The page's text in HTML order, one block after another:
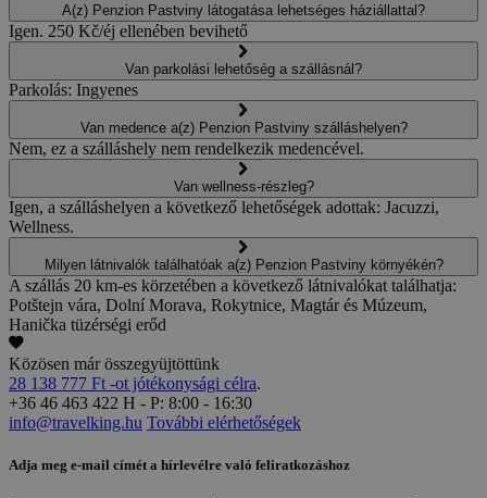
A(z) Penzion Pastviny látogatása lehetséges háziállattal?
Igen. 250 Kč/éj ellenében bevihető
Van parkolási lehetőség a szállásnál?
Parkolás: Ingyenes
Van medence a(z) Penzion Pastviny szálláshelyen?
Nem, ez a szálláshely nem rendelkezik medencével.
Van wellness-részleg?
Igen, a szálláshelyen a következő lehetőségek adottak: Jacuzzi,
Wellness.
Milyen látnivalók találhatóak a(z) Penzion Pastviny környékén?
A szállás 20 km-es körzetében a következő látnivalókat találhatja:
Potštejn vára, Dolní Morava, Rokytnice, Magtár és Múzeum,
Hanička tüzérségi erőd
Közösen már összegyüjtöttünk
28 138 777 Ft -ot jótékonysági célra.
+36 46 463 422 H - P: 8:00 - 16:30
info@travelking.hu További elérhetőségek
Adja meg e-mail címét a hírlevélre való feliratkozáshoz